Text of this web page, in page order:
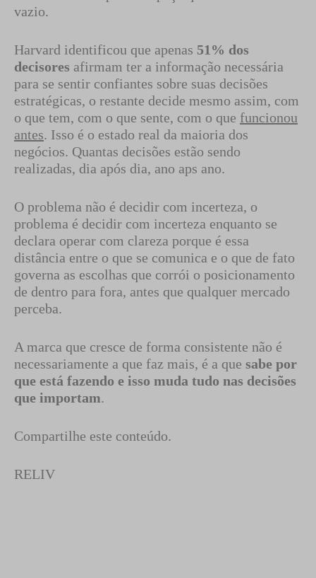
vazio.
Harvard identificou que apenas 51% dos
decisores afirmam ter a informação necessária
para se sentir confiantes sobre suas decisões
estratégicas, o restante decide mesmo assim, com
o que tem, com o que sente, com o que funcionou
antes. Isso é o estado real da maioria dos
negócios. Quantas decisões estão sendo
realizadas, dia após dia, ano aps ano.
O problema não é decidir com incerteza, o
problema é decidir com incerteza enquanto se
declara operar com clareza porque é essa
distância entre o que se comunica e o que de fato
governa as escolhas que corrói o posicionamento
de dentro para fora, antes que qualquer mercado
perceba.
A marca que cresce de forma consistente não é
necessariamente a que faz mais, é a que sabe por
que está fazendo e isso muda tudo nas decisões
que importam.
Compartilhe este conteúdo.
RELIV